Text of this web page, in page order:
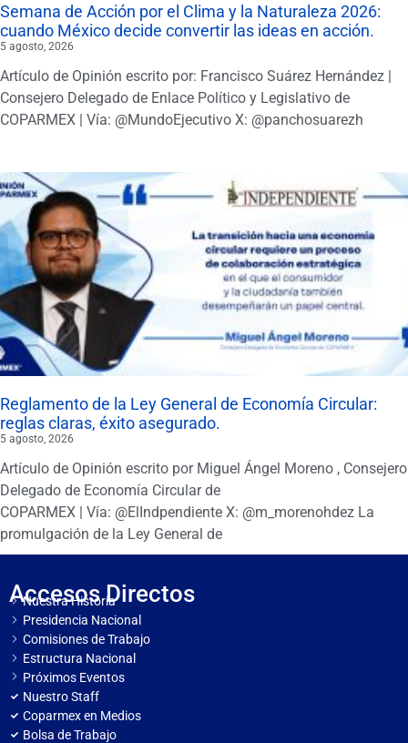
Semana de Acción por el Clima y la Naturaleza 2026:
cuando México decide convertir las ideas en acción.
5 agosto, 2026
Artículo de Opinión escrito por: Francisco Suárez Hernández |
Consejero Delegado de Enlace Político y Legislativo de
COPARMEX | Vía: @MundoEjecutivo X: @panchosuarezh
Reglamento de la Ley General de Economía Circular:
reglas claras, éxito asegurado.
5 agosto, 2026
Artículo de Opinión escrito por Miguel Ángel Moreno , Consejero
Delegado de Economía Circular de
COPARMEX | Vía: @ElIndpendiente X: @m_morenohdez La
promulgación de la Ley General de
Accesos Directos
Nuestra Historia
Presidencia Nacional
Comisiones de Trabajo
Estructura Nacional
Próximos Eventos
Nuestro Staff
Coparmex en Medios
Bolsa de Trabajo